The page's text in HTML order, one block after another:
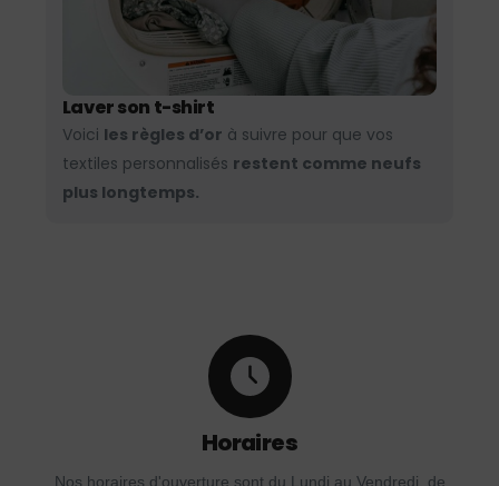
Laver son t-shirt
Voici les règles d’or à suivre pour que vos
textiles personnalisés restent comme neufs
plus longtemps.
Horaires
Nos horaires d'ouverture sont du Lundi au Vendredi, de